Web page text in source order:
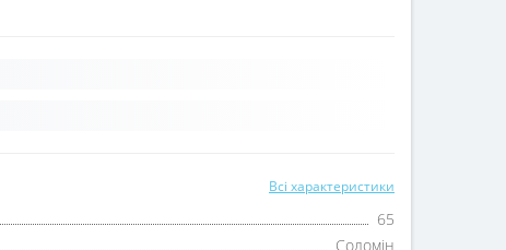
Всі характеристики
65
Соломін